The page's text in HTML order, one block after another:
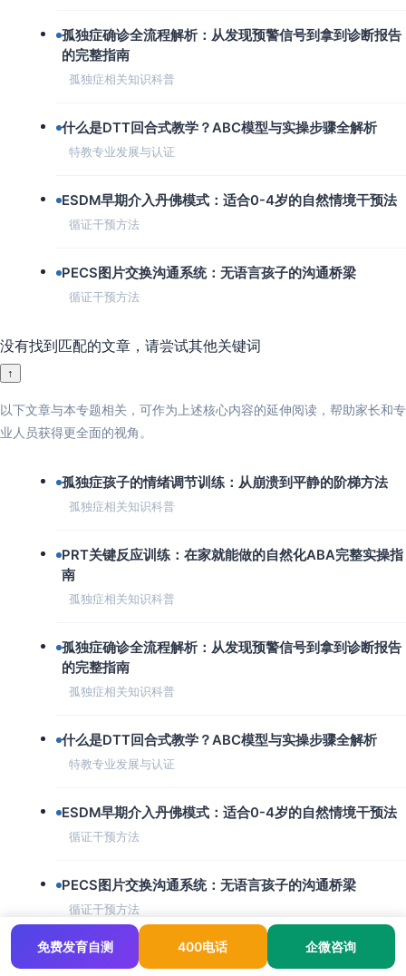
孤独症确诊全流程解析：从发现预警信号到拿到诊断报告
的完整指南
孤独症相关知识科普
什么是DTT回合式教学？ABC模型与实操步骤全解析
特教专业发展与认证
ESDM早期介入丹佛模式：适合0-4岁的自然情境干预法
循证干预方法
PECS图片交换沟通系统：无语言孩子的沟通桥梁
循证干预方法
没有找到匹配的文章，请尝试其他关键词
↑
以下文章与本专题相关，可作为上述核心内容的延伸阅读，帮助家长和专
业人员获得更全面的视角。
孤独症孩子的情绪调节训练：从崩溃到平静的阶梯方法
孤独症相关知识科普
PRT关键反应训练：在家就能做的自然化ABA完整实操指
南
孤独症相关知识科普
孤独症确诊全流程解析：从发现预警信号到拿到诊断报告
的完整指南
孤独症相关知识科普
什么是DTT回合式教学？ABC模型与实操步骤全解析
特教专业发展与认证
ESDM早期介入丹佛模式：适合0-4岁的自然情境干预法
循证干预方法
PECS图片交换沟通系统：无语言孩子的沟通桥梁
循证干预方法
免费发育自测 400电话 企微咨询